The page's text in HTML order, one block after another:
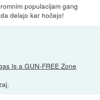
populacijam gang
delajo kar hočejo!
Is a GUN-FREE Zone